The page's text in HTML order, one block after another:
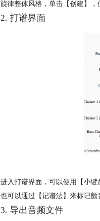
旋律整体风格，单击【创建】，
2. 打谱界面
进入打谱界面，可以使用【小
也可以通过【记谱法】来标记颤
3. 导出音频文件